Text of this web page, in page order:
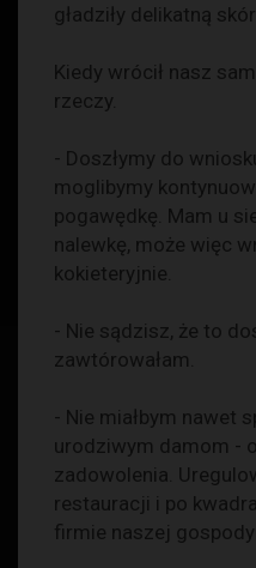
gładziły delikatną
Kiedy wrócił nasz
rzeczy.
- Doszłymy do
moglibymy
pogawędkę. Mam u
nalewkę, może więc
kokieteryjnie.
- Nie sądzisz, że to
zawtórowałam.
- Nie miałbym nawet
urodziwym damom -
zadowolenia.
restauracji i po
firmie naszej